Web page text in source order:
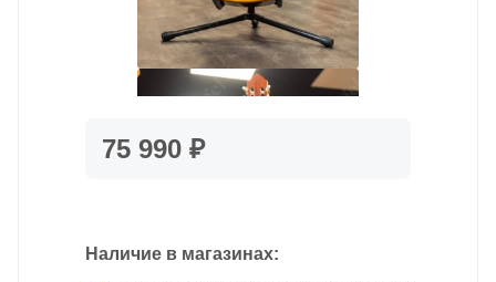
75 990 ₽
Наличие в магазинах: